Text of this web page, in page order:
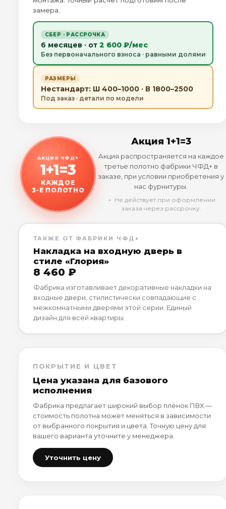
замера.
СБЕР · РАССРОЧКА
6 месяцев · от 2 600 ₽/мес
Без первоначального взноса · равными долями
РАЗМЕРЫ
Нестандарт: Ш 400–1000 · В 1800–2500
Под заказ · детали по модели
АКЦИЯ ЧФД+
1+1=3
КАЖДОЕ
3-Е ПОЛОТНО
Акция 1+1=3
Акция распространяется на каждое
третье полотно фабрики ЧФД+ в
заказе, при условии приобретения у
нас фурнитуры.
﹡ Не действует при оформлении
заказа через рассрочку.
ТАКЖЕ ОТ ФАБРИКИ ЧФД+
Накладка на входную дверь в
стиле «Глория»
8 460 ₽
Фабрика изготавливает декоративные накладки на
входные двери, стилистически совпадающие с
межкомнатными дверями этой серии. Единый
дизайн для всей квартиры.
ПОКРЫТИЕ И ЦВЕТ
Цена указана для базового
исполнения
Фабрика предлагает широкий выбор плёнок ПВХ —
стоимость полотна может меняться в зависимости
от выбранного покрытия и цвета. Точную цену для
вашего варианта уточните у менеджера.
Уточнить цену